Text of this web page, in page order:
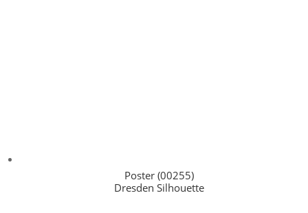
Poster (00255)
Dresden Silhouette